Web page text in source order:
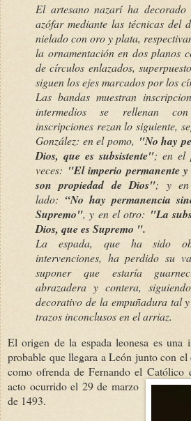
El artesano nazarí ha
azófar mediante las técnicas del
nielado con oro y plata,
la ornamentación en dos planos
de círculos enlazados,
siguen los ejes marcados por los
Las bandas muestran
intermedios se rellenan
inscripciones rezan lo siguiente,
González: en el pomo, "No hay
Dios, que es subsistente"; en el
veces: "El imperio permanente
son propiedad de Dios"; y en
lado: “No hay permanencia
Supremo", y en el otro: "La
Dios, que es Supremo ".
La espada, que ha sido
intervenciones, ha perdido su
suponer que estaría
abrazadera y contera,
decorativo de la empuñadura tal
trazos inconclusos en el arriaz.
El origen de la espada leonesa es una
probable que llegara a León junto con
como ofrenda de Fernando el Católico
acto ocurrido el 29 de marzo
de 1493.